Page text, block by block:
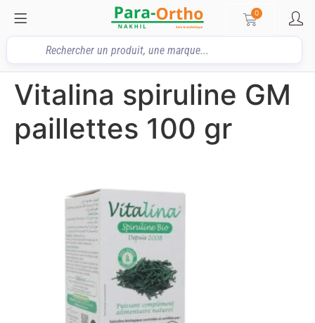
0
Vitalina spiruline GM
paillettes 100 gr